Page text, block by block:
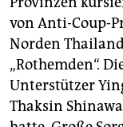
von Anti-Coup-
Norden
„Rothemden“.
Unterstützer
Thaksin